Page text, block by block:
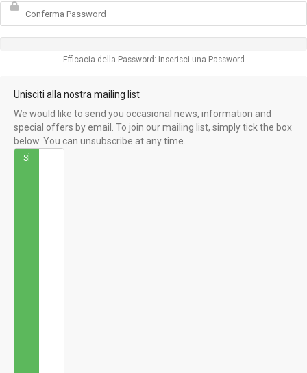
Efficacia della Password: Inserisci una Password
Unisciti alla nostra mailing list
We would like to send you occasional news, information and
special offers by email. To join our mailing list, simply tick the box
below. You can unsubscribe at any time.
SÌ